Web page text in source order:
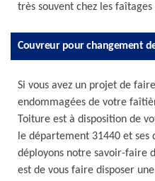
très souvent chez les faîtages
Couvreur pour changement
Si vous avez un projet de
endommagées de votre
Toiture est à disposition de
le département 31440 et ses
déployons notre savoir-faire
est de vous faire disposer